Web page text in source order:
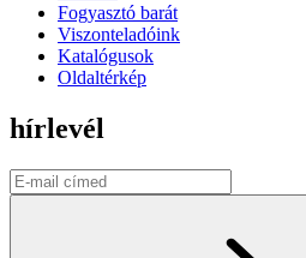
Fogyasztó barát
Viszonteladóink
Katalógusok
Oldaltérkép
hírlevél